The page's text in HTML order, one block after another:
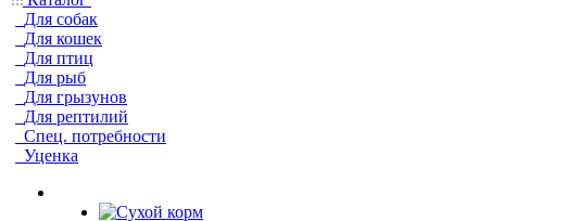
Для собак
Для кошек
Для птиц
Для рыб
Для грызунов
Для рептилий
Спец. потребности
Уценка